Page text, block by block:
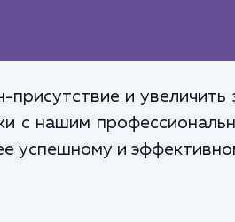
и
с нашим
успешному и